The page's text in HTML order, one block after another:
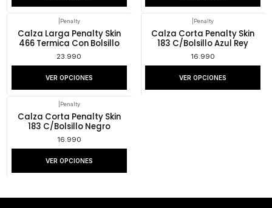
Penalty
Calza Larga Penalty Skin
466 Termica Con Bolsillo
23.990
VER OPCIONES
Penalty
Calza Corta Penalty Skin
183 C/Bolsillo Azul Rey
16.990
VER OPCIONES
Penalty
Calza Corta Penalty Skin
183 C/Bolsillo Negro
16.990
VER OPCIONES